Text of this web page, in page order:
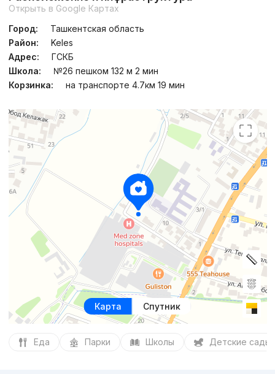
Открыть в Google Картах
Город:
Ташкентская область
Район:
Keles
Адрес:
ГСКБ
Школа:
№26 пешком 132 м 2 мин
Корзинка:
на транспорте 4.7км 19 мин
Карта Спутник
Еда Парки Школы Детские сады